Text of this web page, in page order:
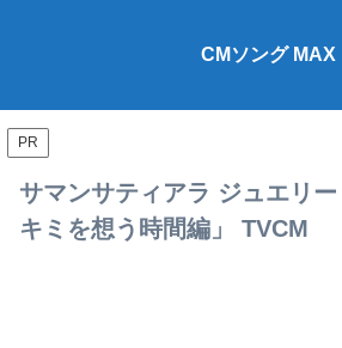
CMソング MAX
PR
サマンサティアラ ジュエリー
キミを想う時間編」 TVCM